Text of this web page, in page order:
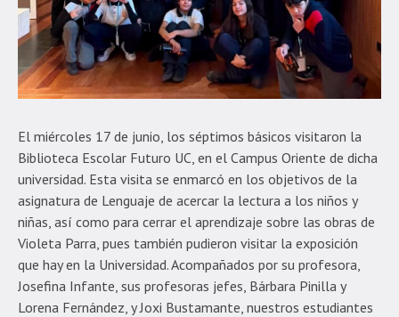
El miércoles 17 de junio, los séptimos básicos visitaron la
Biblioteca Escolar Futuro UC, en el Campus Oriente de dicha
universidad. Esta visita se enmarcó en los objetivos de la
asignatura de Lenguaje de acercar la lectura a los niños y
niñas, así como para cerrar el aprendizaje sobre las obras de
Violeta Parra, pues también pudieron visitar la exposición
que hay en la Universidad. Acompañados por su profesora,
Josefina Infante, sus profesoras jefes, Bárbara Pinilla y
Lorena Fernández, y Joxi Bustamante, nuestros estudiantes